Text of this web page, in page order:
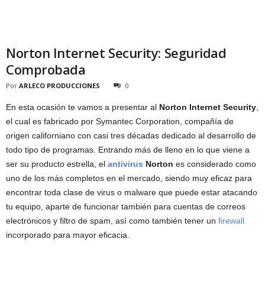
Norton Internet Security: Seguridad
Comprobada
Por ARLECO PRODUCCIONES 0
En esta ocasión te vamos a presentar al Norton Internet Security
el cual es fabricado por Symantec Corporation, compañía de
origen californiano con casi tres décadas dedicado al desarrollo de
todo tipo de programas. Entrando más de lleno en lo que viene a
ser su producto estrella, el antivirus Norton es considerado como
uno de los más completos en el mercado, siendo muy eficaz para
encontrar toda clase de virus o malware que puede estar atacando
tu equipo, aparte de funcionar también para cuentas de correos
electrónicos y filtro de spam, así como también tener un firewall
incorporado para mayor eficacia.